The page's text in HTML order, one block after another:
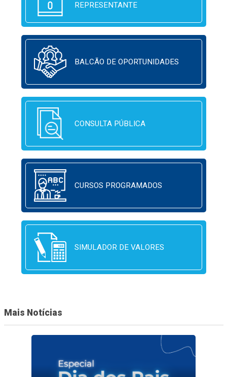
REPRESENTANTE
BALCÃO DE OPORTUNIDADES
CONSULTA PÚBLICA
CURSOS PROGRAMADOS
SIMULADOR DE VALORES
Mais Notícias